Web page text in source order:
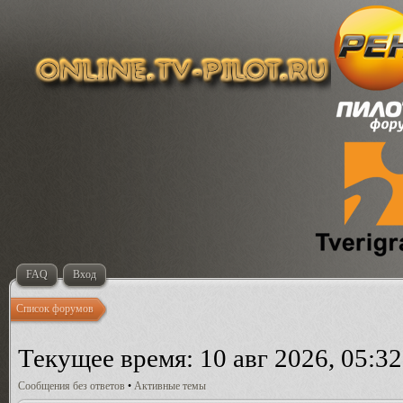
FAQ Вход
Список форумов
Текущее время: 10 авг 2026, 05:32
Сообщения без ответов • Активные темы